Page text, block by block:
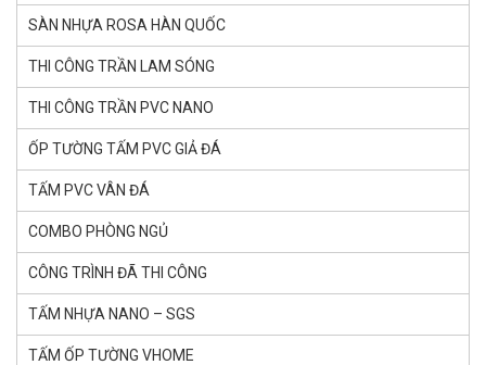
SÀN NHỰA ROSA HÀN QUỐC
THI CÔNG TRẦN LAM SÓNG
THI CÔNG TRẦN PVC NANO
ỐP TƯỜNG TẤM PVC GIẢ ĐÁ
TẤM PVC VÂN ĐÁ
COMBO PHÒNG NGỦ
CÔNG TRÌNH ĐÃ THI CÔNG
TẤM NHỰA NANO – SGS
TẤM ỐP TƯỜNG VHOME